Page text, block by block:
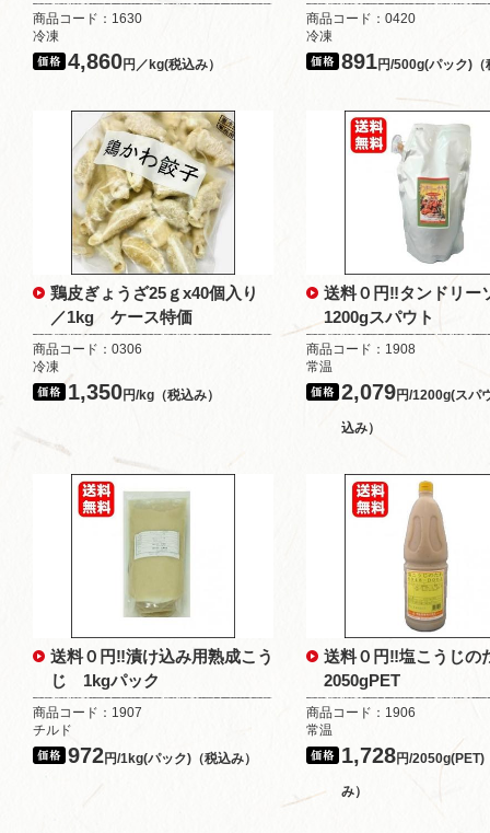
商品コード：1630
冷凍
4,860円／kg(税込み）
商品コード：0420
冷凍
891円/500g(パック)（
鶏皮ぎょうざ25ｇx40個入り
／1kg ケース特価
商品コード：0306
冷凍
1,350円/kg（税込み）
送料０円‼タンドリ
1200gスパウト
商品コード：1908
常温
2,079円/1200g(スパ
込み）
送料０円‼漬け込み用熟成こう
じ 1kgパック
商品コード：1907
チルド
972円/1kg(パック)（税込み）
送料０円‼塩こうじ
2050gPET
商品コード：1906
常温
1,728円/2050g(PET)
み）